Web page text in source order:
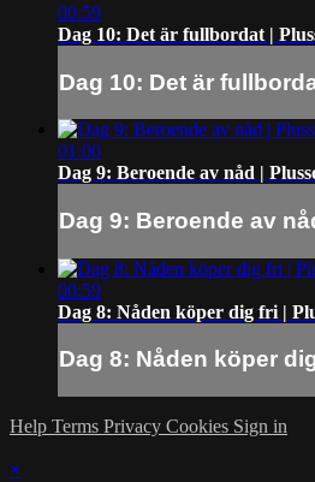
00:59
Dag 10: Det är fullbordat |
Dag 10: Det är
01:00
Dag 9: Beroende av nåd |
Dag 9: Beroende av
00:59
Dag 8: Nåden köper dig fri |
Dag 8: Nåden köper
Help Terms Privacy Cookies Sign in
×